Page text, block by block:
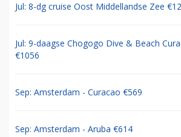
Jul: 8-dg cruise Oost Middellandse Zee
Jul: 9-daagse Chogogo Dive & Beach
€1056
Sep: Amsterdam - Curacao €569
Sep: Amsterdam - Aruba €614